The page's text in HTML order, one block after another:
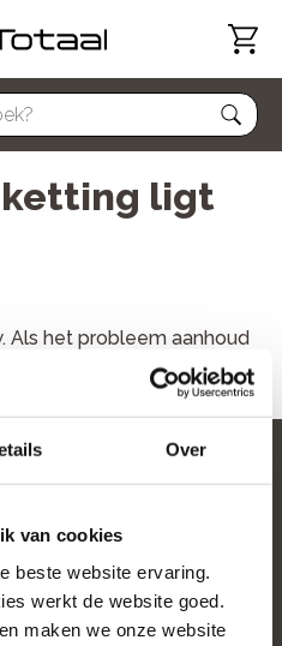
Over
van cookies
beste website ervaring.
werkt de website goed.
maken we onze website
ketting ligt
Als het probleem aanhoud
op.